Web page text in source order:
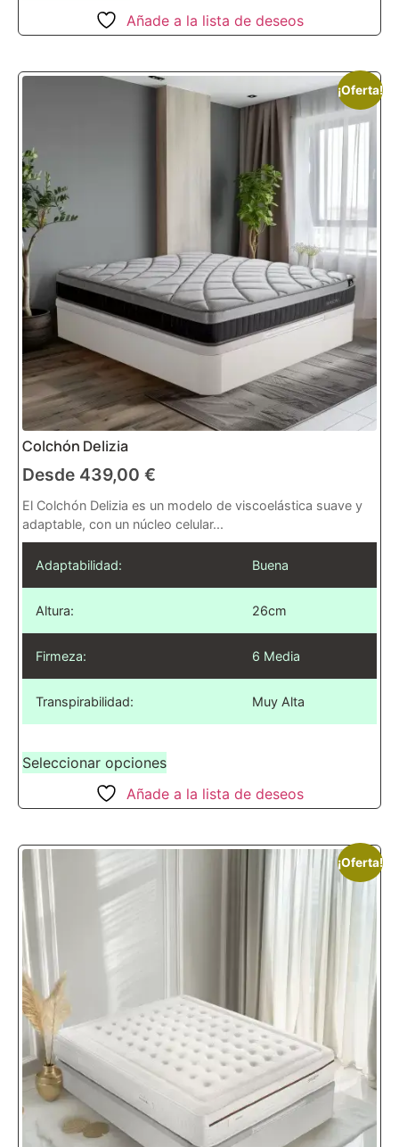
Añade a la lista de deseos
¡Oferta!
Colchón Delizia
Desde 439,00 €
El Colchón Delizia es un modelo de viscoelástica suave y
adaptable, con un núcleo celular...
Adaptabilidad: Buena
Altura: 26cm
Firmeza: 6 Media
Transpirabilidad: Muy Alta
Seleccionar opciones
Añade a la lista de deseos
¡Oferta!